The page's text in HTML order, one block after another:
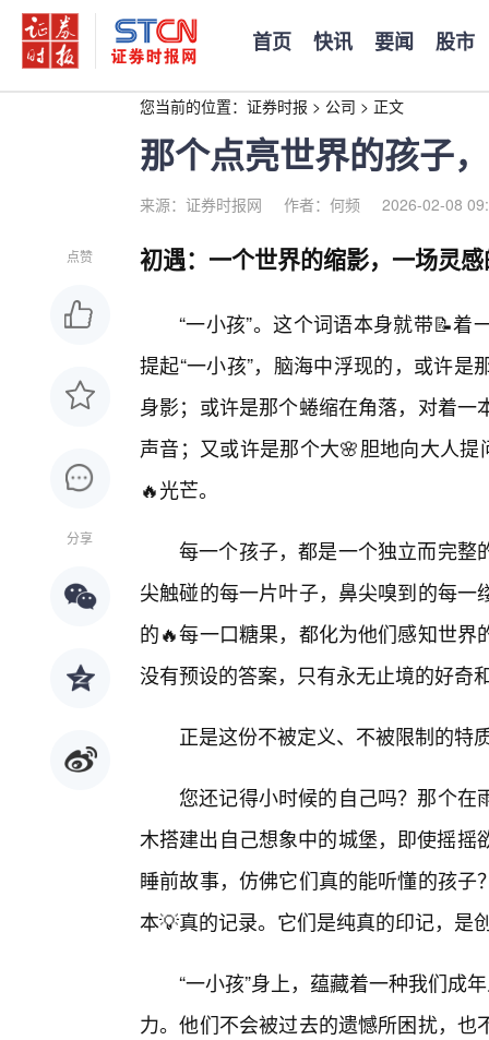
首页 快讯 要闻 股市
您当前的位置： 证券时报 > 公司 > 正文
那个点亮世界的孩子
来源：证券时报网 作者：何频 2026-02-08
点赞
分享
初遇：一个世界的缩影，一场灵
“一小孩”。这个词语本身就带📝
提起“一小孩”，脑海中浮现的，或许
身影；或许是那个蜷缩在角落，对着
声音；又或许是那个大🌸胆地向大人
🔥光芒。
每一个孩子，都是一个独立而完整
尖触碰的每一片叶子，鼻尖嗅到的每
的🔥每一口糖果，都化为他们感知世
没有预设的答案，只有永无止境的好奇
正是这份不被定义、不被限制的特
您还记得小时候的自己吗？那个在
木搭建出自己想象中的城堡，即使摇
睡前故事，仿佛它们真的能听懂的孩
本💡真的记录。它们是纯真的印记，是
“一小孩”身上，蕴藏着一种我们成
力。他们不会被过去的遗憾所困扰，